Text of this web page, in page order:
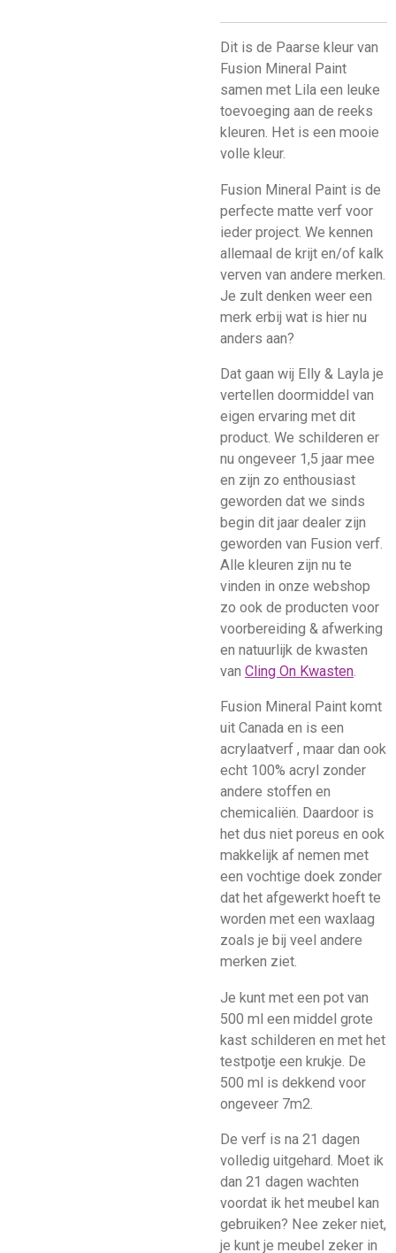
Dit is de Paarse kleur van
Fusion Mineral Paint
samen met Lila een leuke
toevoeging aan de reeks
kleuren. Het is een mooie
volle kleur.
Fusion Mineral Paint is de
perfecte matte verf voor
ieder project. We kennen
allemaal de krijt en/of kalk
verven van andere merken.
Je zult denken weer een
merk erbij wat is hier nu
anders aan?
Dat gaan wij Elly & Layla je
vertellen doormiddel van
eigen ervaring met dit
product. We schilderen er
nu ongeveer 1,5 jaar mee
en zijn zo enthousiast
geworden dat we sinds
begin dit jaar dealer zijn
geworden van Fusion verf.
Alle kleuren zijn nu te
vinden in onze webshop
zo ook de producten voor
voorbereiding & afwerking
en natuurlijk de kwasten
van Cling On Kwasten.
Fusion Mineral Paint komt
uit Canada en is een
acrylaatverf , maar dan ook
echt 100% acryl zonder
andere stoffen en
chemicaliën. Daardoor is
het dus niet poreus en ook
makkelijk af nemen met
een vochtige doek zonder
dat het afgewerkt hoeft te
worden met een waxlaag
zoals je bij veel andere
merken ziet.
Je kunt met een pot van
500 ml een middel grote
kast schilderen en met het
testpotje een krukje. De
500 ml is dekkend voor
ongeveer 7m2.
De verf is na 21 dagen
volledig uitgehard. Moet ik
dan 21 dagen wachten
voordat ik het meubel kan
gebruiken? Nee zeker niet,
je kunt je meubel zeker in